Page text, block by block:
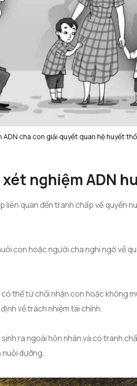
ADN cha con giải quyết quan hệ huyết
nghiệm ADN
quan đến tranh chấp về quyền
con hoặc người cha nghi ngờ về
thể từ chối nhận con hoặc không
về trách nhiệm tài chính.
ra ngoài hôn nhân và có tranh
nuôi dưỡng.